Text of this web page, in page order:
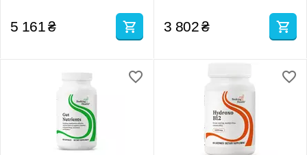
5 161₴ 3 802₴